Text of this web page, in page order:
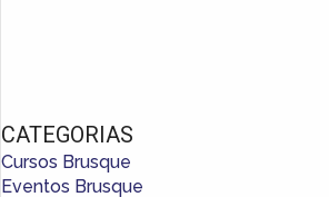
CATEGORIAS
Cursos Brusque
Eventos Brusque